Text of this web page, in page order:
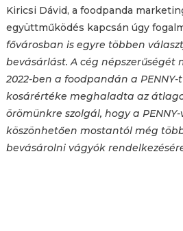
Kiricsi Dávid, a foodpanda
együttműködés kapcsán úgy
fővárosban is egyre többen
bevásárlást. A cég népszerűségét
2022-ben a foodpandán a
kosárértéke meghaladta az
örömünkre szolgál, hogy a
köszönhetően mostantól még
bevásárolni vágyók